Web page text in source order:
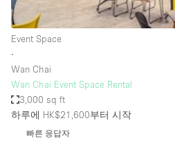
Advertisement Space
Art Gallery
Atelier / Workshop Studio
Boat
Event Space
∙
Wan Chai
Wan Chai Event Space Rental
3,000 sq ft
하루에 HK$21,600부터 시작
빠른 응답자